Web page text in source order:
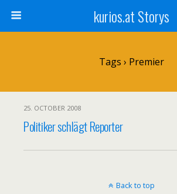
kurios.at Storys
Tags › Premier
25. OCTOBER 2008
Politiker schlägt Reporter
Back to top